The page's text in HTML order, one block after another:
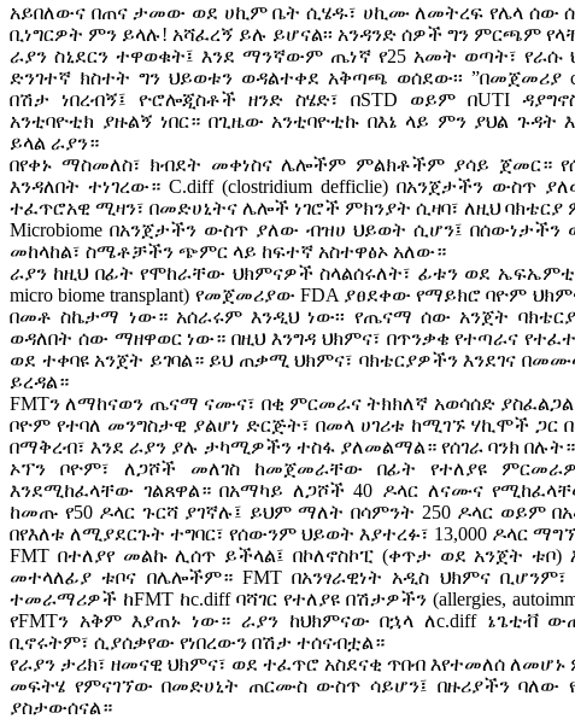
አይበለውና በጠና ታመው ወደ ሀኪም ቤት ሲሄዱ፣ ሀኪሙ ለመትረፍ የሌላ ሰው
ቢነግርዎት ምን ይላሉ! አሻፈረኝ ይሉ ይሆናል፡፡ አንዳንድ ሰዎች ግን ምርጫም
ራያን ስኒደርን ተዋወቁት፤ እንደ ማንኛውም ጤነኛ የ25 አመት ወጣት፣ የራሱ
ድንገተኛ ክስተት ግን ህይወቱን ወዳልተቀደ አቅጣጫ ወሰደው፡፡ ”በመጀመሪያ
በሽታ ነበረብኝ፤ ዮሮሎጂስቶች ዘንድ ስሄድ፣ በSTD ወይም በUTI
አንቲባዮቲክ ያዙልኝ ነበር። በጊዜው አንቲባዮቲኩ በእኔ ላይ ምን ያህል ጉዳት
ይላል ራያን።
በየቀኑ ማስመለስ፣ ክብደት መቀነስና ሌሎችም ምልክቶችም ያሳይ ጀመር።
እንዳለበት ተነገረው። C.diff (clostridium defficlie) በአንጀታችን ውስጥ
ተፈጥሮአዊ ሚዛን፣ በመድሀኒትና ሌሎች ነገሮች ምክንያት ሲዛባ፣ ለዚህ
Microbiome በአንጀታችን ውስጥ ያለው ብዝሀ ህይወት ሲሆን፤
መከላከል፣ ስሜቶቻችን ጭምር ላይ ከፍተኛ አስተዋፅኦ አለው።
ራያን ከዚህ በፊት የሞከራቸው ህክምናዎች ስላልሰሩለት፣ ፊቱን ወደ ኤፍኤምቲ
micro biome transplant) የመጀመሪያው FDA ያፀደቀው የማይክሮ ባዮም
በመቶ ስኬታማ ነው። አሰራሩም እንዲህ ነው፡፡ የጤናማ ሰው አንጀት
ወዳለበት ሰው ማዘዋወር ነው። በዚህ እንግዳ ህክምና፣ በጥንቃቄ የተጣራና
ወደ ተቀባዩ አንጀት ይገባል። ይህ ጠቃሚ ህክምና፣ ባክቴርያዎችን እንደገና
ይረዳል።
FMTን ለማከናወን ጤናማ ናሙና፣ በቂ ምርመራና ትክክለኛ አወሳሰድ
ቦዮም የተባለ መንግስታዊ ያልሆነ ድርጅት፣ በመላ ሀገሪቱ ከሚገኙ ሃኪሞች ጋር
በማቅረብ፣ እንደ ራያን ያሉ ታካሚዎችን ተስፋ ያለመልማል። የሰገራ ባንክ በሉት።
ኦፕን ቦዮም፣ ለጋሾች መለገስ ከመጀመራቸው በፊት የተለያዩ
እንደሚከፈላቸው ገልጸዋል። በአማካይ ለጋሾች 40 ዶላር ለናሙና
ከመጡ የ50 ዶላር ጉርሻ ያገኛሉ፤ ይህም ማለት በሳምንት 250 ዶላር ወይም
በየእለቱ ለሚያደርጉት ተግባር፣ የሰውንም ህይወት እያተረፉ፣ 13,000 ዶላር
FMT በተለያየ መልኩ ሊሰጥ ይችላል፤ በኮለኖስኮፒ (ቀጥታ ወደ አንጀት
መተላለፊያ ቱቦና በሌሎችም። FMT በአንፃራዊነት አዲስ ህክምና
ተመራማሪዎች ከFMT ከc.diff ባሻገር የተለያዩ በሽታዎችን (allergies,
የFMTን አቅም እያጠኑ ነው። ራያን ከህክምናው በኋላ ለc.diff ኔጌቲቭ
ቢኖሩትም፣ ሲያሰቃየው የነበረውን በሽታ ተሰናብቷል።
የራያን ታሪክ፣ ዘመናዊ ህክምና፣ ወደ ተፈጥሮ አስደናቂ ጥበብ እየተመለሰ
መፍትሄ የምናገኘው በመድሀኒት ጠርሙስ ውስጥ ሳይሆን፤ በዙሪያችን
ያስታውሰናል።